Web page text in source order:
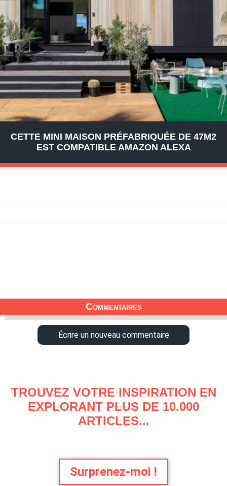
CETTE MINI MAISON PRÉFABRIQUÉE DE 47M2
EST COMPATIBLE AMAZON ALEXA
Commentaires
Écrire un nouveau commentaire
TROUVEZ VOTRE INSPIRATION EN
EXPLORANT PLUS DE 10.000
ARTICLES...
Surprenez-moi !